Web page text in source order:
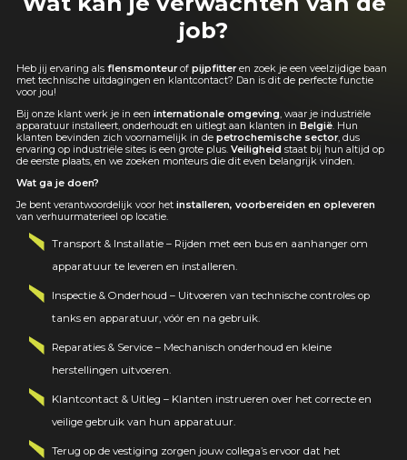
job?
Heb jij ervaring als flensmonteurof pijpfitteren zoek je een veelzijdige baan
met technische uitdagingen en klantcontact? Dan is dit de perfecte functie
voor jou!
Bij onze klant werk je in een internationale omgeving, waar je industriële
apparatuur installeert, onderhoudt en uitlegt aan klanten in België. Hun
klanten bevinden zich voornamelijk in de petrochemische sector, dus
ervaring op industriële sites is een grote plus. Veiligheid staat bij hun altijd op
de eerste plaats, en we zoeken monteurs die dit even belangrijk vinden.
Wat ga je doen?
Je bent verantwoordelijk voor het installeren, voorbereiden en opleveren
van verhuurmaterieel op locatie.
Transport & Installatie – Rijden met een bus en aanhanger om
apparatuur te leveren en installeren.
Inspectie & Onderhoud – Uitvoeren van technische controles op
tanks en apparatuur, vóór en na gebruik.
Reparaties & Service – Mechanisch onderhoud en kleine
herstellingen uitvoeren.
Klantcontact & Uitleg – Klanten instrueren over het correcte en
veilige gebruik van hun apparatuur.
Terug op de vestiging zorgen jouw collega’s ervoor dat het